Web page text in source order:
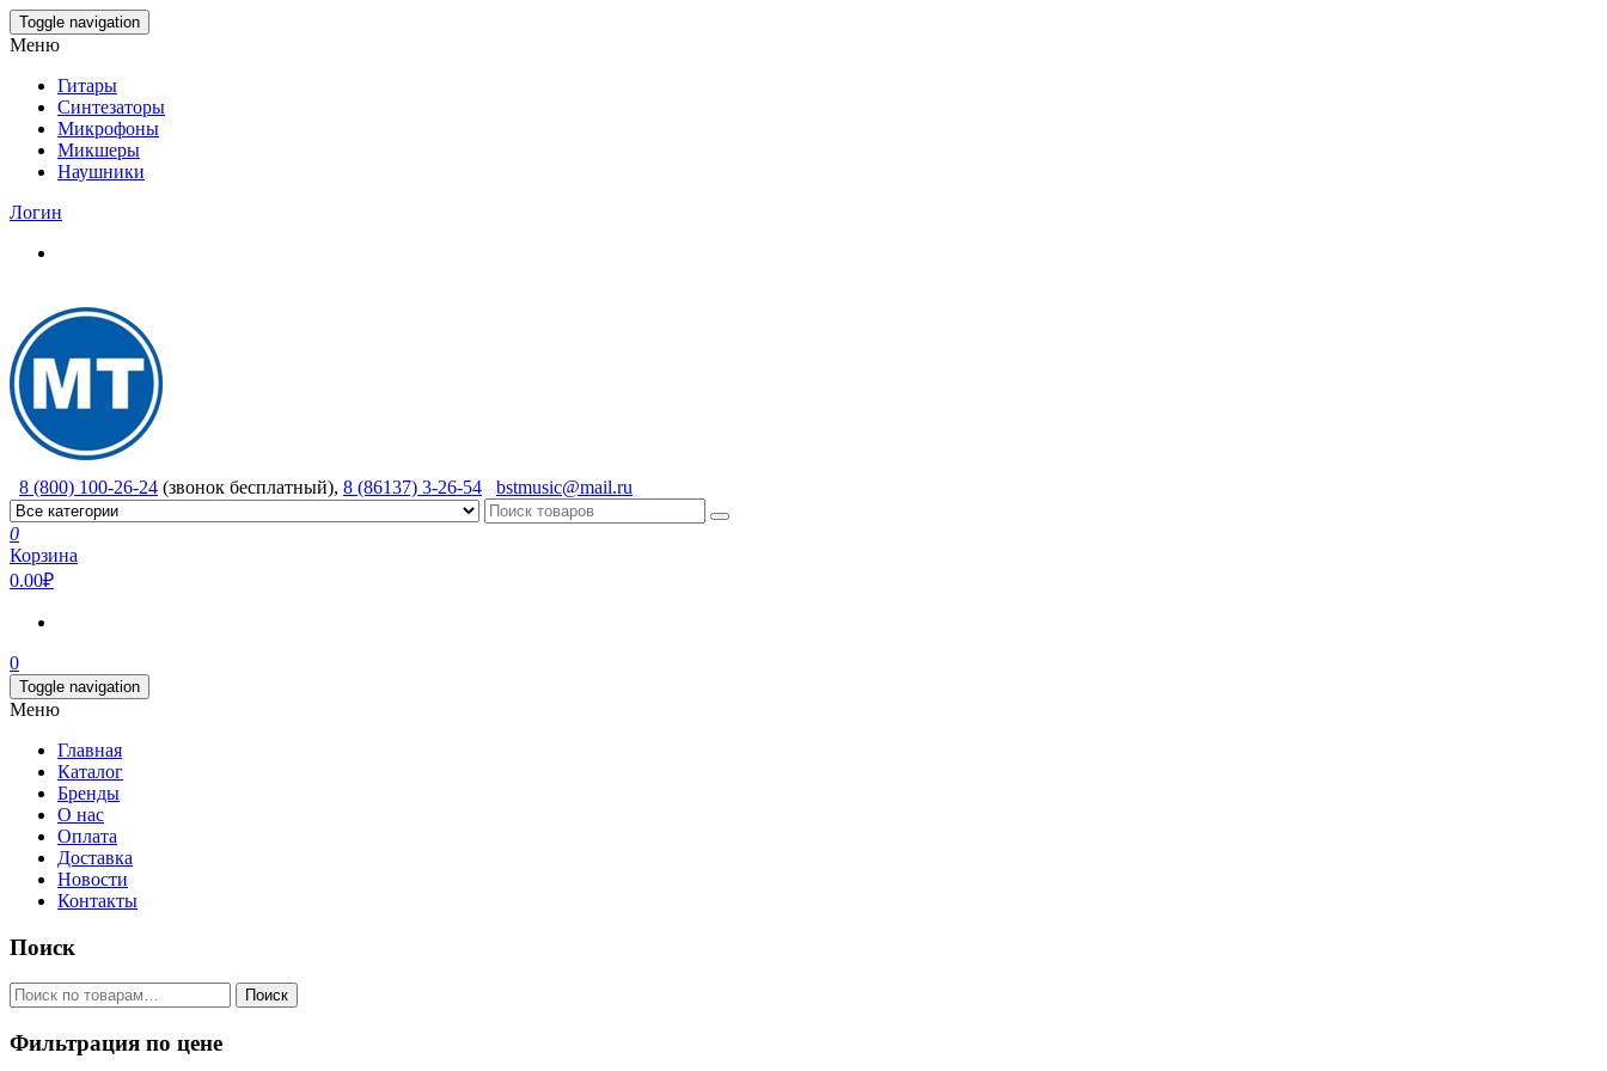
Skip
to
content
Toggle navigation
Меню
Гитары
Синтезаторы
Микрофоны
Микшеры
Наушники
Логин
8 (800) 100-26-24 (звонок бесплатный), 8 (86137) 3-26-54 bstmusic@mail.ru
0
Корзина
0.00₽
0
Toggle navigation
Меню
Главная
Каталог
Бренды
О нас
Оплата
Доставка
Новости
Контакты
Поиск
Искать: Поиск
Фильтрация по цене